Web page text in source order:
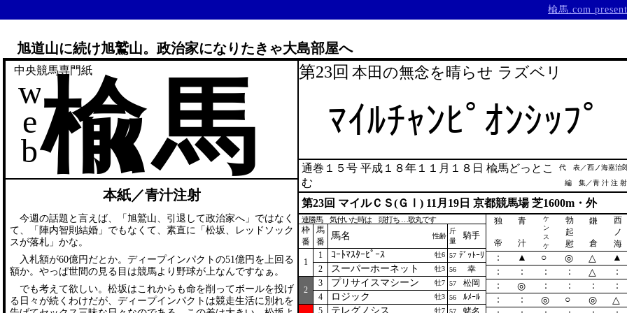
楡馬.com
旭道山に続け旭鷲山。政治家になりたきゃ大島部屋へ
中央競馬専門紙
w
e
b楡馬
本紙／青汁注射
今週の話題と言えば、「旭鷲山、引退して政治家へ」ではなく
て、「陣内智則結婚」でもなくて、素直に「松坂、レッドソック
スが落札」かな。
入札額が60億円だとか。ディープインパクトの51億円を上回る
額か。やっぱ世間の見る目は競馬より野球が上なんですなぁ。
でも考えて欲しい。松坂はこれからも命を削ってボールを投げ
る日々が続くわけだが、ディープインパクトは競走生活に別れを
第23回 本田の無念を晴らせ ラズベリ
ﾏｲﾙﾁｬﾝﾋﾟｵﾝｼｯﾌﾟ
通巻１５号 平成１８年１１月１８日 楡馬どっとこ
む
代 表／西ノ海嘉治
編 集／青 汁 注 射
第23回 マイルＣＳ(ＧⅠ) 11月19日 京都競馬場 芝1600m・外
連勝馬 気付いた時は 頭打ち …歌丸です
枠
番
馬
番
馬名 性齢
斤
量
騎手
1
1 ｺｰﾄﾏｽﾀｰﾋﾟｰｽ 牡6 57 ﾃﾞｯﾄｰﾘ
2
スーパーホーネット 牡3 56 幸
2
3 プリサイスマシーン 牡7 57
松岡
4
ロジック 牡3 56 ﾙﾒｰﾙ
5 テレグノシス 牡7 57
蛯名
独
帝
青
汁
ケ
ン
ス
ケ
勃
起
慰
鎌
倉
西
ノ
海
： ▲ ○ ◎ △
▲
：
： ： ： △
：
：
◎ ： ： ：
：
：
： ◎ ○ ◎
△